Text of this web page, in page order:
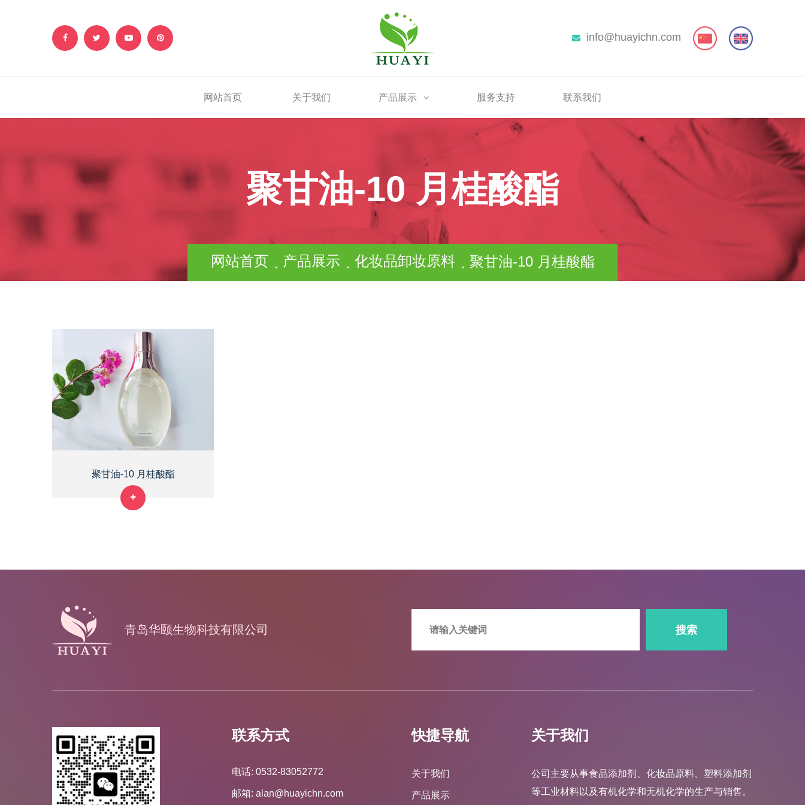
info@huayichn.com
网站首页 关于我们 产品展示 服务支持 联系我们
聚甘油-10 月桂酸酯
网站首页 产品展示 化妆品卸妆原料 聚甘油-10 月桂酸酯
聚甘油-10 月桂酸酯
青岛华颐生物科技有限公司 搜索
联系方式
电话: 0532-83052772
邮箱: alan@huayichn.com
快捷导航
关于我们
产品展示
关于我们
公司主要从事食品添加剂、化妆品原料、塑料添加剂
等工业材料以及有机化学和无机化学的生产与销售。